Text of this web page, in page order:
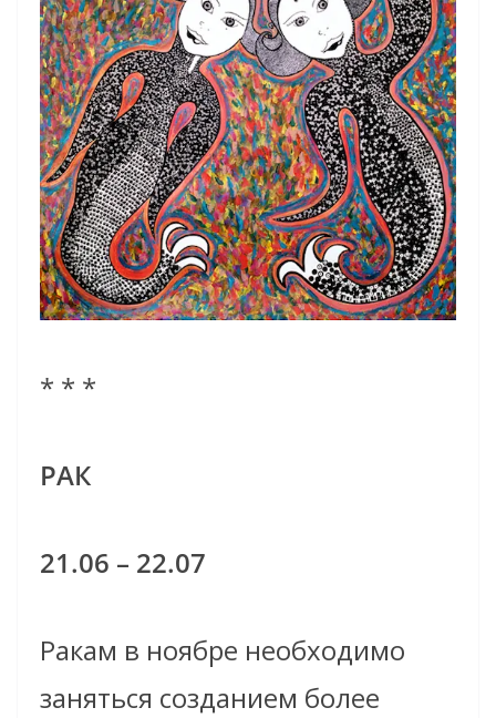
* * *
РАК
21.06 – 22.07
Ракам в ноябре необходимо
заняться созданием более